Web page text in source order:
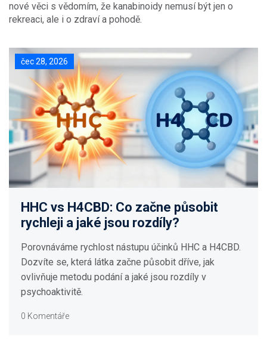
nové věci s vědomím, že kanabinoidy nemusí být jen o
rekreaci, ale i o zdraví a pohodě.
čec 28, 2026
HHC vs H4CBD: Co začne působit
rychleji a jaké jsou rozdíly?
Porovnáváme rychlost nástupu účinků HHC a H4CBD.
Dozvíte se, která látka začne působit dříve, jak
ovlivňuje metodu podání a jaké jsou rozdíly v
psychoaktivitě.
0 Komentáře